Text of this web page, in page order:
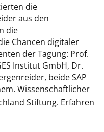
die
aus den
die
Chancen digitaler
der Tagung: Prof.
Institut GmbH, Dr.
beide SAP
Wissenschaftlicher
Stiftung. Erfahren